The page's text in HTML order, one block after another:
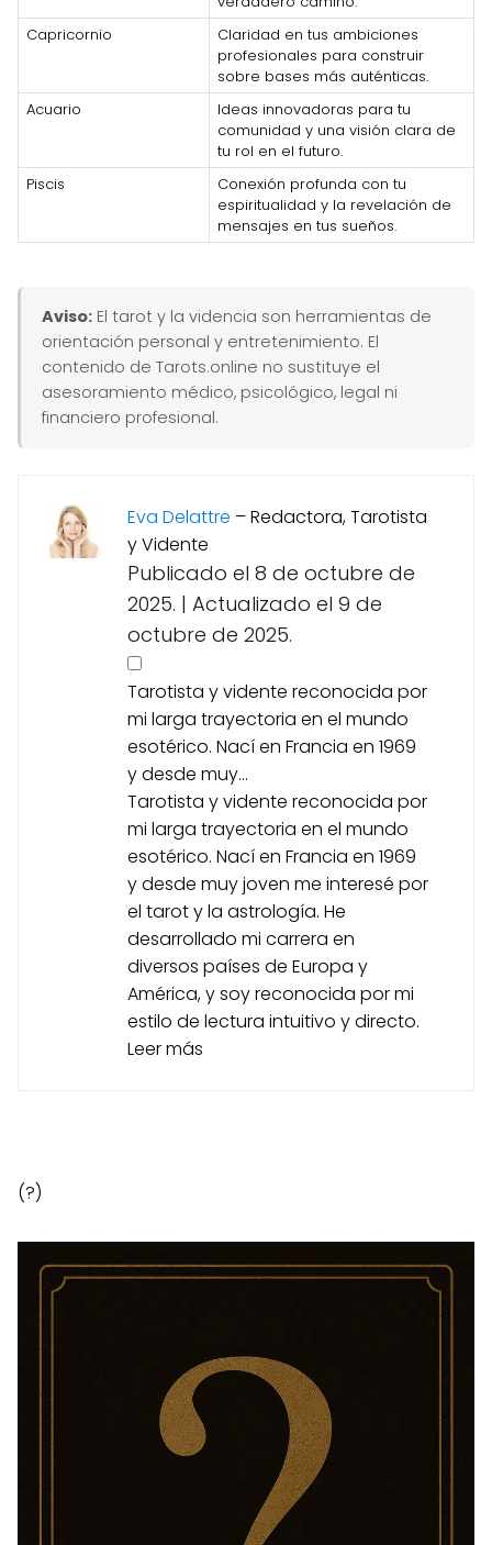
Capricornio
Claridad en tus ambiciones
profesionales para construir
sobre bases más auténticas.
Acuario
Ideas innovadoras para tu
comunidad y una visión clara de
tu rol en el futuro.
Piscis
Conexión profunda con tu
espiritualidad y la revelación de
mensajes en tus sueños.
Aviso: El tarot y la videncia son herramientas de
orientación personal y entretenimiento. El
contenido de Tarots.online no sustituye el
asesoramiento médico, psicológico, legal ni
financiero profesional.
Eva Delattre –Redactora, Tarotista
y Vidente
Publicado el 8 de octubre de
2025. | Actualizado el 9 de
octubre de 2025.
Tarotista y vidente reconocida por
mi larga trayectoria en el mundo
esotérico. Nací en Francia en 1969
y desde muy...
Tarotista y vidente reconocida por
mi larga trayectoria en el mundo
esotérico. Nací en Francia en 1969
y desde muy joven me interesé por
el tarot y la astrología. He
desarrollado mi carrera en
diversos países de Europa y
América, y soy reconocida por mi
estilo de lectura intuitivo y directo.
Leer más
(?)